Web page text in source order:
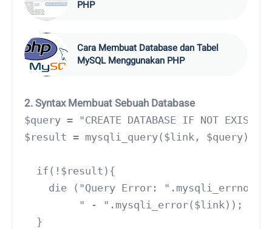
PHP
Cara Membuat Database dan Tabel
MySQL Menggunakan PHP
2. Syntax Membuat Sebuah Database
$query = "CREATE DATABASE IF NOT EXISTS
$result = mysqli_query($link, $query);
  if(!$result){
die ("Query Error:
         " - ".mysqli_error($link));
  }